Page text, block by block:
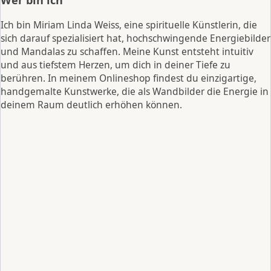
Ich bin Miriam Linda Weiss, eine spirituelle Künstlerin, die
sich darauf spezialisiert hat, hochschwingende Energiebilder
und Mandalas zu schaffen. Meine Kunst entsteht intuitiv
und aus tiefstem Herzen, um dich in deiner Tiefe zu
berühren. In meinem Onlineshop findest du einzigartige,
handgemalte Kunstwerke, die als Wandbilder die Energie in
deinem Raum deutlich erhöhen können.